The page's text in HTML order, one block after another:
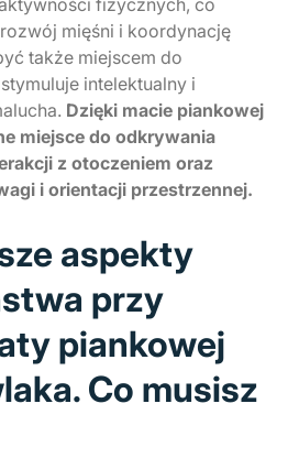
mięśni i koordynację
także miejscem do
intelektualny i
Dzięki macie piankowej
miejsce do odkrywania
z otoczeniem oraz
i orientacji przestrzennej.
aspekty
przy
piankowej
Co musisz